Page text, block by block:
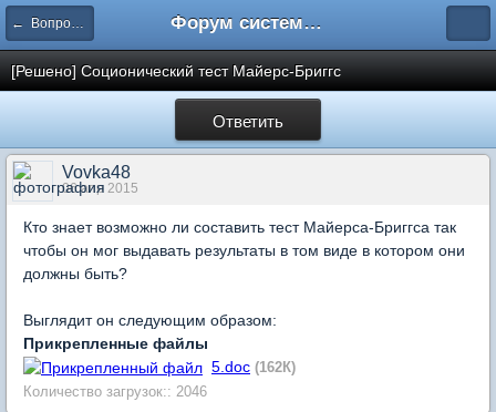
← Вопросы составления тестов Форум системы тестирования INDIGO
[Решено] Соционический тест Майерс-Бриггс
Ответить
Vovka48
06 апр 2015
Кто знает возможно ли составить тест Майерса-Бриггса так
чтобы он мог выдавать результаты в том виде в котором они
должны быть?
Выглядит он следующим образом:
Прикрепленные файлы
5.doc (162К)
Количество загрузок:: 2046